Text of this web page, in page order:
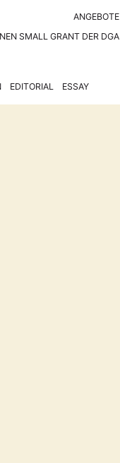
ANGEBOTE
SMALL GRANT DER DGA
EDITORIAL ESSAY